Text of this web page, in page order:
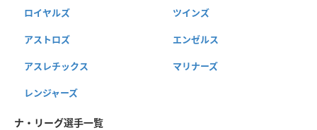
ロイヤルズ ツインズ
アストロズ エンゼルス
アスレチックス マリナーズ
レンジャーズ
ナ・リーグ選手一覧